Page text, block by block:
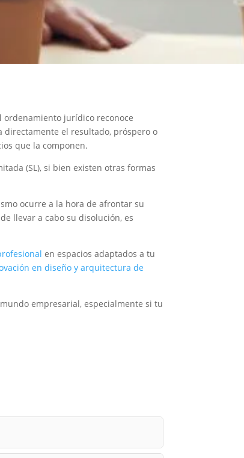
jurídico reconoce
el resultado, próspero o
que la componen.
(SL), si bien existen otras formas
ocurre a la hora de afrontar su
llevar a cabo su disolución, es
en espacios adaptados a tu
en diseño y arquitectura de
empresarial, especialmente si tu